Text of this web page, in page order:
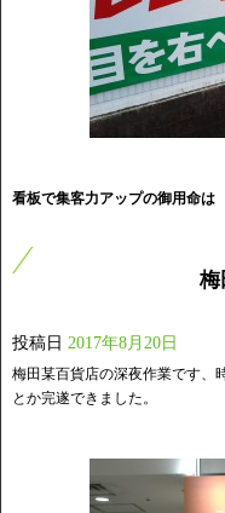
看板で集客力アップの御用命
投稿日 2017年8月20日
梅田某百貨店の深夜作業です、
とか完遂できました。